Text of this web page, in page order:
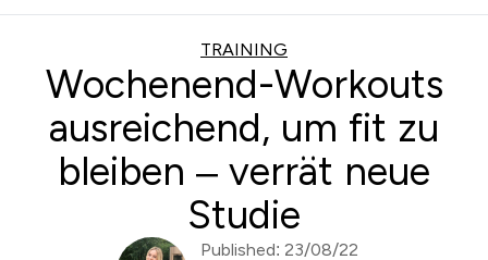
TRAINING
Wochenend-Workouts
ausreichend, um fit zu
bleiben – verrät neue
Studie
Published: 23/08/22